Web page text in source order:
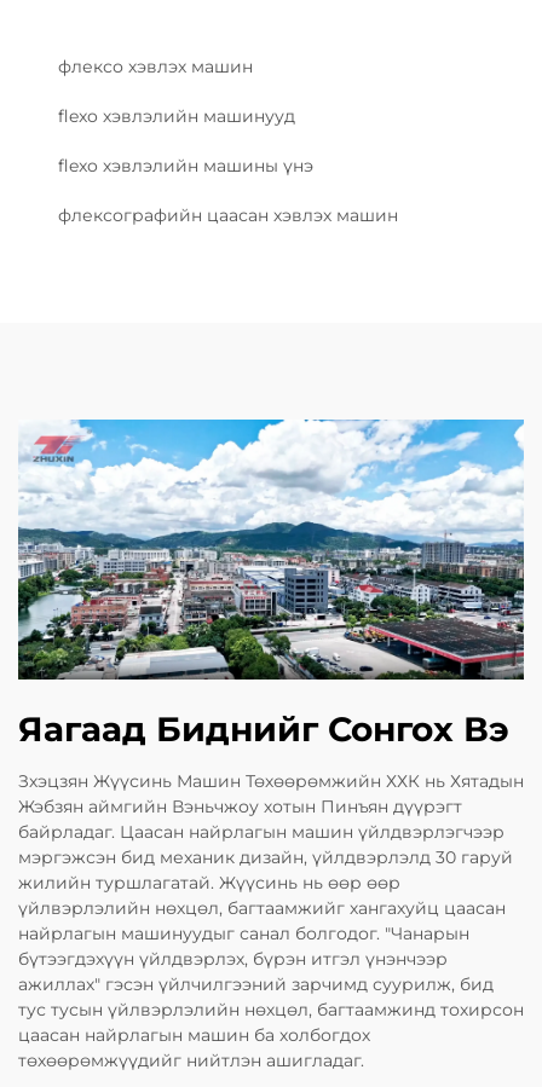
флексо хэвлэх машин
flexo хэвлэлийн машинууд
flexo хэвлэлийн машины үнэ
флексографийн цаасан хэвлэх машин
Яагаад Биднийг Сонгох Вэ
Зхэцзян Жүүсинь Машин Төхөөрөмжийн ХХК нь Хятадын
Жэбзян аймгийн Вэньчжоу хотын Пинъян дүүрэгт
байрладаг. Цаасан найрлагын машин үйлдвэрлэгчээр
мэргэжсэн бид механик дизайн, үйлдвэрлэлд 30 гаруй
жилийн туршлагатай. Жүүсинь нь өөр өөр
үйлвэрлэлийн нөхцөл, багтаамжийг хангахуйц цаасан
найрлагын машинуудыг санал болгодог. "Чанарын
бүтээгдэхүүн үйлдвэрлэх, бүрэн итгэл үнэнчээр
ажиллах" гэсэн үйлчилгээний зарчимд суурилж, бид
тус тусын үйлвэрлэлийн нөхцөл, багтаамжинд тохирсон
цаасан найрлагын машин ба холбогдох
төхөөрөмжүүдийг нийтлэн ашигладаг.